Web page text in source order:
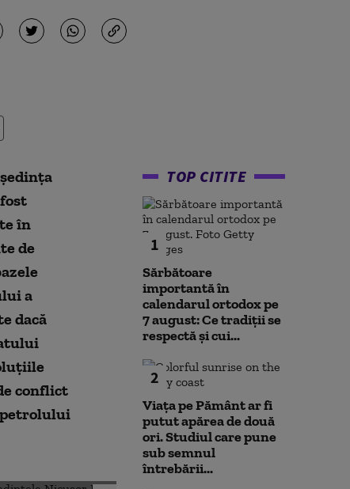
în
de
a
dacă
conflict
TOP CITITE
1
Sărbătoare
importantă în
calendarul ortodox pe
7 august: Ce tradiții se
respectă și cui...
2
Viața pe Pământ ar fi
putut apărea de două
ori. Studiul care pune
sub semnul
întrebării...